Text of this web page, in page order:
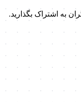
به اشتراک بگذارید.